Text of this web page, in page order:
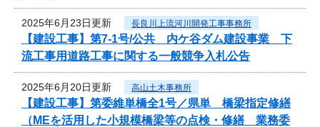
2025年6月23日更新 長良川上流河川開発工事事務所
【建設工事】第7-1号/公共 内ケ谷ダム建設事業 下
流工事用道路工事に関する一般競争入札公告
2025年6月20日更新 高山土木事務所
【建設工事】第委維単橋全1号／県単 橋梁指定修繕
（MEを活用した小規模橋梁等の点検・修繕 業務委